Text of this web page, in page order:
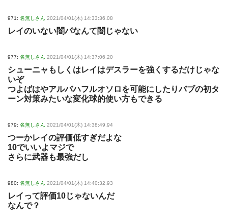
971: 名無しさん 2021/04/01(木) 14:33:36.08
レイのいない闇パなんて闇じゃない
977: 名無しさん 2021/04/01(木) 14:37:06.20
シューニャもしくはレイはデスラーを強くするだけじゃな
いぞ
つよばはやアルバハフルオソロを可能にしたりバブの初タ
ーン対策みたいな変化球的使い方もできる
979: 名無しさん 2021/04/01(木) 14:38:49.94
つーかレイの評価低すぎだよな
10でいいよマジで
さらに武器も最強だし
980: 名無しさん 2021/04/01(木) 14:40:32.93
レイって評価10じゃないんだ
なんで？